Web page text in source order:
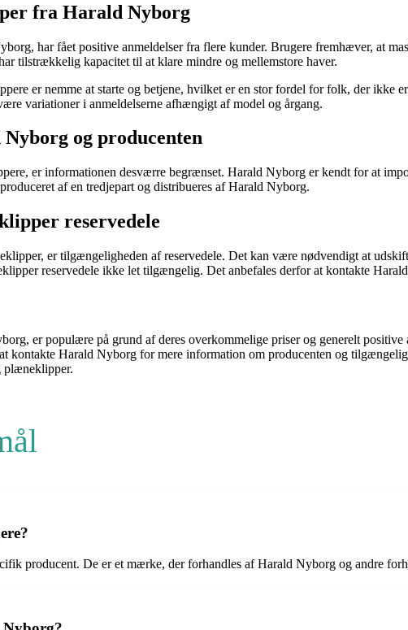
fra Harald Nyborg
har fået positive anmeldelser fra flere kunder. Brugere fremhæver, at
tilstrækkelig kapacitet til at klare mindre og mellemstore haver.
er nemme at starte og betjene, hvilket er en stor fordel for folk, der ikke
variationer i anmeldelserne afhængigt af model og årgang.
og producenten
er informationen desværre begrænset. Harald Nyborg er kendt for at
af en tredjepart og distribueres af Harald Nyborg.
reservedele
er tilgængeligheden af reservedele. Det kan være nødvendigt at
reservedele ikke let tilgængelig. Det anbefales derfor at kontakte
er populære på grund af deres overkommelige priser og generelt
kontakte Harald Nyborg for mere information om producenten og
plæneklipper.
producent. De er et mærke, der forhandles af Harald Nyborg og andre